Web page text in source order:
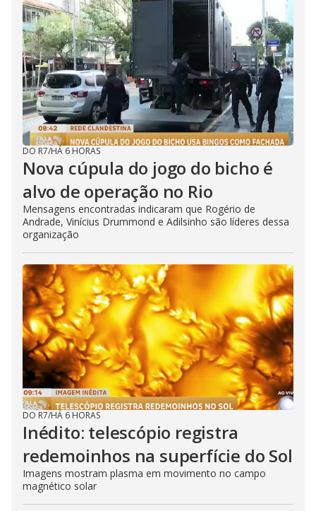
DO R7/HÁ 6 HORAS
Nova cúpula do jogo do bicho é
alvo de operação no Rio
Mensagens encontradas indicaram que Rogério de
Andrade, Vinícius Drummond e Adilsinho são líderes dessa
organização
DO R7/HÁ 6 HORAS
Inédito: telescópio registra
redemoinhos na superfície do Sol
Imagens mostram plasma em movimento no campo
magnético solar